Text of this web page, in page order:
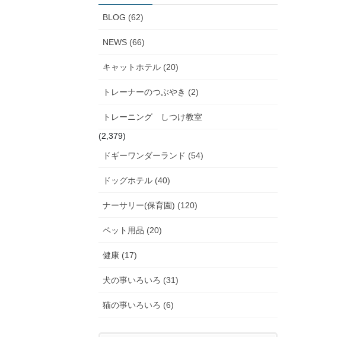
ブ
BLOG (62)
NEWS (66)
キャットホテル (20)
トレーナーのつぶやき (2)
トレーニング しつけ教室
(2,379)
ドギーワンダーランド (54)
ドッグホテル (40)
ナーサリー(保育園) (120)
ペット用品 (20)
健康 (17)
犬の事いろいろ (31)
猫の事いろいろ (6)